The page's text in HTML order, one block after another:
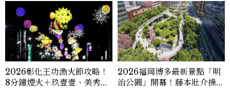
2026彰化王功漁火節攻略！
8分鐘煙火＋玖壹壹、美秀集
2026福岡博多最新景點「明
治公園」開幕！藤本壯介操刀